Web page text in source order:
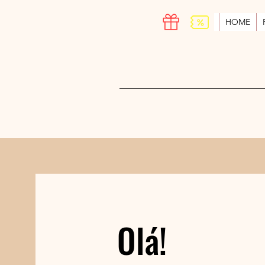
HOME
Olá!